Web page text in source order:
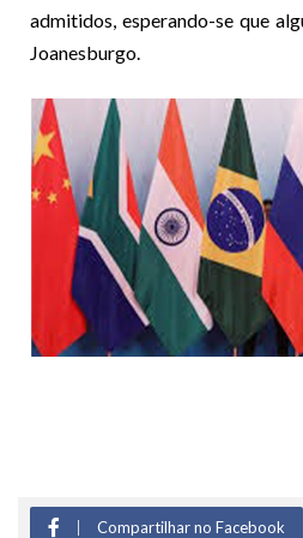
admitidos, esperando-se que
Joanesburgo.
Compartilhar no Facebook